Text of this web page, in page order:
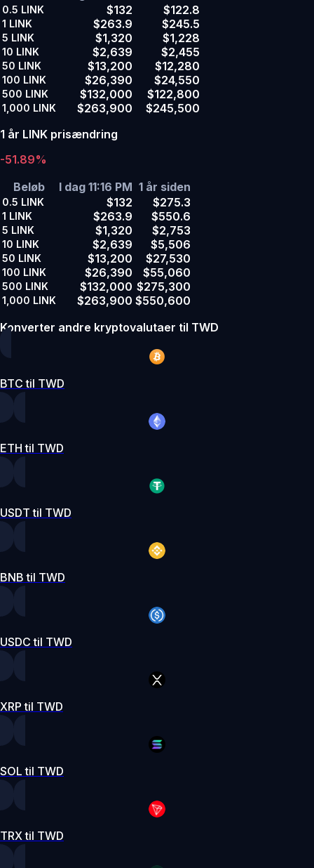
0.5 LINK $132 $122.8
1 LINK $263.9 $245.5
5 LINK $1,320 $1,228
10 LINK $2,639 $2,455
50 LINK $13,200 $12,280
100 LINK $26,390 $24,550
500 LINK $132,000 $122,800
1,000 LINK $263,900
$245,500
1 år LINK prisændring
-51.89%
Beløb
I dag 11:16 PM 1 år siden
0.5 LINK $132 $275.3
1 LINK $263.9 $550.6
5 LINK $1,320 $2,753
10 LINK $2,639 $5,506
50 LINK $13,200 $27,530
100 LINK $26,390 $55,060
500 LINK $132,000 $275,300
1,000 LINK $263,900 $550,600
Konverter andre kryptovalutaer til TWD
BTC til TWD
ETH til TWD
USDT til TWD
BNB til TWD
USDC til TWD
XRP til TWD
SOL til TWD
TRX til TWD